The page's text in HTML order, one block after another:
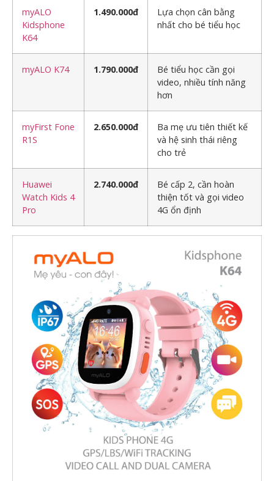
myALO
Kidsphone
K64
1.490.000đ
Lựa chọn cân bằng
nhất cho bé tiểu học
myALO K74 1.790.000đ
Bé tiểu học cần gọi
video, nhiều tính năng
hơn
myFirst Fone
R1S
2.650.000đ
Ba mẹ ưu tiên thiết kế
và hệ sinh thái riêng
cho trẻ
Huawei
Watch Kids 4
Pro
2.740.000đ
Bé cấp 2, cần hoàn
thiện tốt và gọi video
4G ổn định